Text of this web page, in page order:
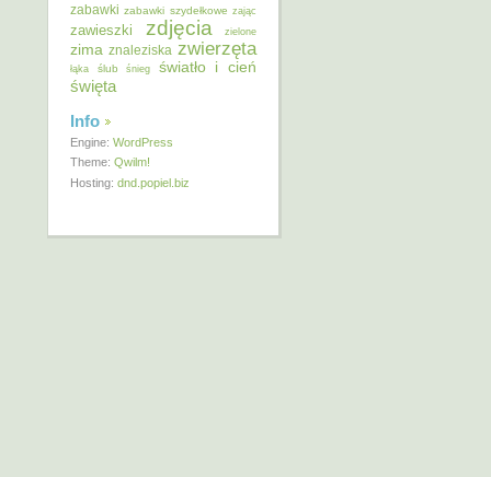
zabawki zabawki szydełkowe zając
zawieszki zdjęcia zielone
zima znaleziska zwierzęta
łąka ślub śnieg światło i cień
święta
Info
Engine: WordPress
Theme: Qwilm!
Hosting: dnd.popiel.biz